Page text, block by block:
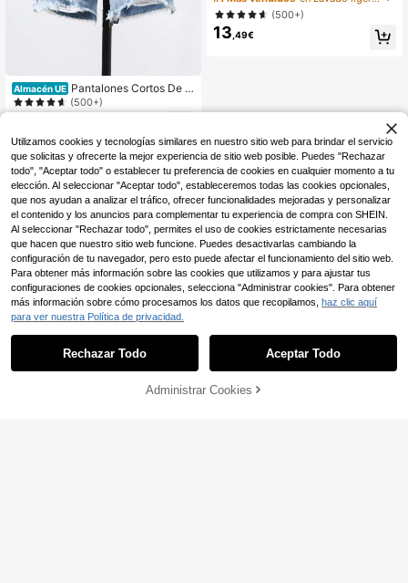
Almacén UE Pantalones Cortos De M
ezclilla Rasgados Para Niño Con D
obladillo Crudo Deshilachado
(500+)
escente con ajuste delgado, efecto
desgastado y descolorido en color
azul claro
(500+)
13 ,49€
COMPRAR AHORA
Utilizamos cookies y tecnologías similares en nuestro sitio web para brindar el servicio
que solicitas y ofrecerte la mejor experiencia de sitio web posible. Puedes "Rechazar
todo", "Aceptar todo" o establecer tu preferencia de cookies en cualquier momento a tu
elección. Al seleccionar "Aceptar todo", estableceremos todas las cookies opcionales,
que nos ayudan a analizar el tráfico, ofrecer funcionalidades mejoradas y personalizar
el contenido y los anuncios para complementar tu experiencia de compra con SHEIN.
Al seleccionar "Rechazar todo", permites el uso de cookies estrictamente necesarias
que hacen que nuestro sitio web funcione. Puedes desactivarlas cambiando la
configuración de tu navegador, pero esto puede afectar el funcionamiento del sitio web.
Para obtener más información sobre las cookies que utilizamos y para ajustar tus
configuraciones de cookies opcionales, selecciona "Administrar cookies". Para obtener
más información sobre cómo procesamos los datos que recopilamos, haz clic aquí
para ver nuestra Política de privacidad.
Rechazar Todo Aceptar Todo
Administrar Cookies